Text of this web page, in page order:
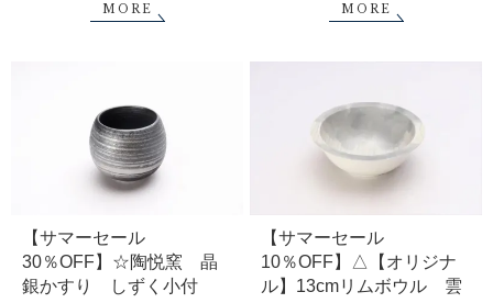
MORE MORE
【サマーセール
30％OFF】☆陶悦窯 晶
銀かすり しずく小付
【サマーセール
10％OFF】△【オリジナ
ル】13cmリムボウル 雲